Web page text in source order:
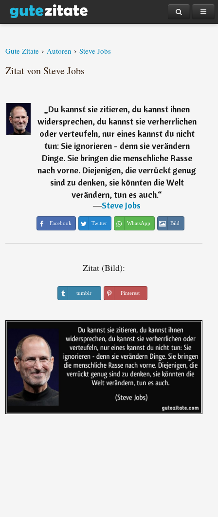
Gute Zitate › Autoren › Steve Jobs
Zitat von Steve Jobs
„Du kannst sie zitieren, du kannst ihnen
widersprechen, du kannst sie verherrlichen
oder verteufeln, nur eines kannst du nicht
tun: Sie ignorieren - denn sie verändern
Dinge. Sie bringen die menschliche Rasse
nach vorne. Diejenigen, die verrückt genug
sind zu denken, sie könnten die Welt
verändern, tun es auch.“
―Steve Jobs
Facebook Twitter WhatsApp Bild
Zitat (Bild):
tumblr Pinterest